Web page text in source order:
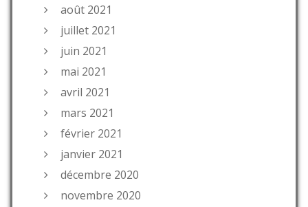
août 2021
juillet 2021
juin 2021
mai 2021
avril 2021
mars 2021
février 2021
janvier 2021
décembre 2020
novembre 2020